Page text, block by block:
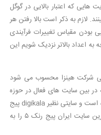
که اعتبار بالایی در گوگل
می بینند. لازم به ذکر است بالا رفتن هر
بودن مقیاس تغییرات فرآیندی
اعداد بالاتر نزدیک شویم این
شرکت هینزا محسوب می شود
پیج رنک ۴ است که در بین سایت های فعال در حوزه
تکنولوژی بالاترین امتیاز را به دست آورده است و سایتی نظیر digikala پیج
رنک ۳ و varzesh3 به عنوان پربازدیدترین سایت ایران پیج رنک ۵ را به